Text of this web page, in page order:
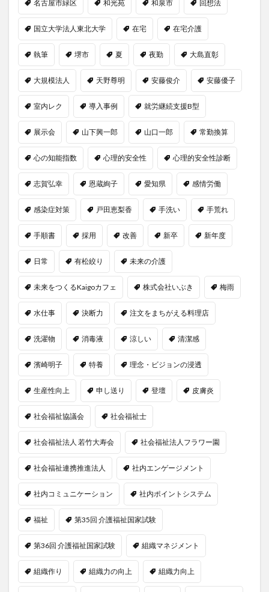
名古屋市緑区 和光苑 和泉市 回想法
国立大学法人東北大学 在宅 在宅介護
執筆 堺市 夏 夜勤 大島直彰
大規模法人 天野尊明 安藤俊介 安藤優子
室内レク 導入事例 就労継続支援B型
展示会 山下興一郎 山口一郎 常勤換算
心の知能指数 心理的安全性 心理的安全性診断
志賀弘幸 恩蔵絢子 愛知県 感情労働
感染症対策 戸田恵梨香 手洗い 手荒れ
手順書 採用 改善 新卒 新年度
日常 有松絞り 未来の介護
未来をつくるKaigoカフェ 株式会社いぶき 梅雨
水仕事 決断力 注文をまちがえる料理店
洗濯物 消毒液 涼しい 清潔感
濱崎明子 特養 理念・ビジョンの浸透
生産性向上 申し送り 登壇 皮膚炎
社会福祉協議会 社会福祉士
社会福祉法人 若竹大寿会 社会福祉法人フラワー園
社会福祉連携推進法人 社内エンゲージメント
社内コミュニケーション 社内ポイントシステム
福祉 第35回 介護福祉国家試験
第36回 介護福祉国家試験 組織マネジメント
組織作り 組織力の向上 組織力向上